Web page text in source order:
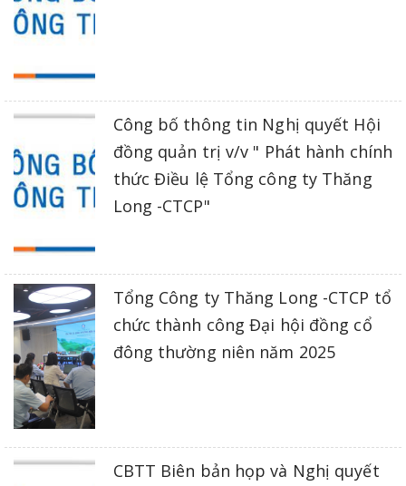
Công bố thông tin Nghị quyết Hội
đồng quản trị v/v " Phát hành chính
thức Điều lệ Tổng công ty Thăng
Long -CTCP"
Tổng Công ty Thăng Long -CTCP tổ
chức thành công Đại hội đồng cổ
đông thường niên năm 2025
CBTT Biên bản họp và Nghị quyết